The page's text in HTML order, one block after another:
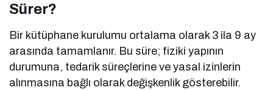
Sürer?
Bir kütüphane kurulumu ortalama olarak 3 ila 9 ay
arasında tamamlanır. Bu süre; fiziki yapının
durumuna, tedarik süreçlerine ve yasal izinlerin
alınmasına bağlı olarak değişkenlik gösterebilir.